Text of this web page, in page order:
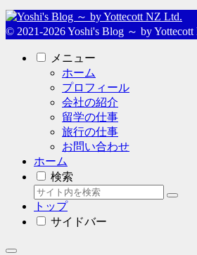
© 2021-2026 Yoshi's Blog ～ by
メニュー
ホーム
プロフィール
会社の紹介
留学の仕事
旅行の仕事
お問い合わせ
ホーム
検索
トップ
サイドバー